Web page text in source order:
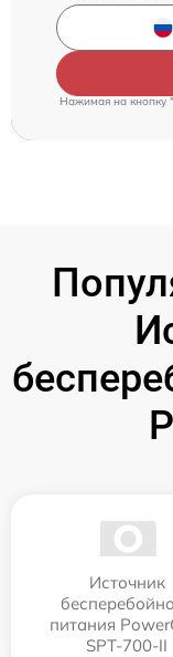
Нажимая на кнопку
Источник
питания
SPT-700-II